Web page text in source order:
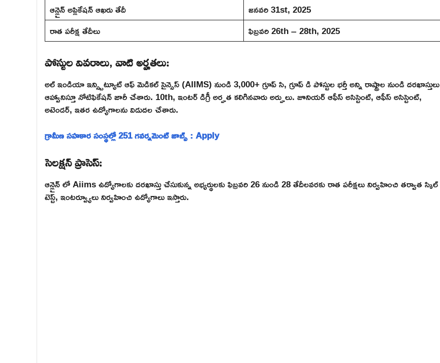
ఆన్లైన్ అప్లికేషన్ ఆఖరు తేదీ
జనవరి 31st, 2025
రాత పరీక్ష తేదీలు
ఫిబ్రవరి 26th – 28th, 2025
పోస్టుల వివరాలు, వాటి అర్హతలు:
అల్ ఇండియా ఇన్స్టిట్యూట్ ఆఫ్ మెడికల్ సైన్సెస్ (AIIMS) నుండి 3,000+ గ్రూప్ సి, గ్రూప్ డి పోస్టుల భర్తీ అన్ని రాష్ట్రాల నుండి దరఖాస్తులు
ఆహ్వానిస్తూ నోటిఫికేషన్ జారీ చేశారు. 10th, ఇంటర్ డిగ్రీ అర్హత కలిగినవారు అర్హులు. జూనియర్ ఆఫీస్ అసిస్టెంట్, ఆఫీస్ అసిస్టెంట్,
అటెండర్, ఇతర ఉద్యోగాలను విడుదల చేశారు.
గ్రామీణ సహకార సంస్థల్లో 251 గవర్నమెంట్ జాబ్స్ : Apply
సెలక్షన్ ప్రాసెస్:
ఆన్లైన్ లో Aiims ఉద్యోగాలకు దరఖాస్తు చేసుకున్న అభ్యర్థులకు ఫిబ్రవరి 26 నుండి 28 తేదీలవరకు రాత పరీక్షలు నిర్వహించి తర్వాత స్కిల్
టెస్ట్, ఇంటర్వ్యూలు నిర్వహించి ఉద్యోగాలు ఇస్తారు.